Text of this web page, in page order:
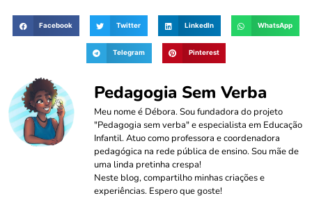
Facebook Twitter LinkedIn WhatsApp
Telegram Pinterest
Pedagogia Sem Verba
Meu nome é Débora. Sou fundadora do projeto
"Pedagogia sem verba" e especialista em Educação
Infantil. Atuo como professora e coordenadora
pedagógica na rede pública de ensino. Sou mãe de
uma linda pretinha crespa!
Neste blog, compartilho minhas criações e
experiências. Espero que goste!